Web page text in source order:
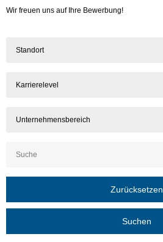
Wir freuen uns auf Ihre Bewerbung!
Standort
Karrierelevel
Unternehmensbereich
Zurücksetzen
Suchen